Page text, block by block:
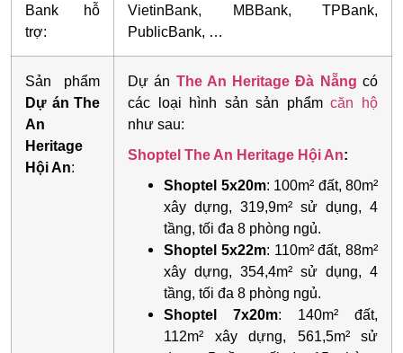
Bank hỗ
trợ:
VietinBank, MBBank, TPBank,
PublicBank, …
Sản phẩm
Dự án The
An
Heritage
Hội An:
Dự án The An Heritage Đà Nẵng có
các loại hình sản sản phẩmcăn hộ
như sau:
Shoptel The An Heritage Hội An:
Shoptel 5x20m: 100m² đất, 80m²
xây dựng, 319,9m² sử dụng, 4
tầng, tối đa 8 phòng ngủ.
Shoptel 5x22m: 110m² đất, 88m²
xây dựng, 354,4m² sử dụng, 4
tầng, tối đa 8 phòng ngủ.
Shoptel 7x20m: 140m² đất,
112m² xây dựng, 561,5m² sử